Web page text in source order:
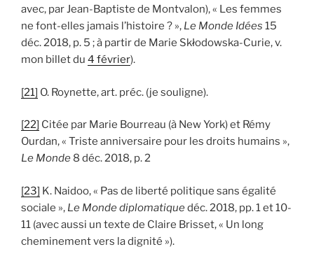
avec, par Jean-Baptiste de Montvalon), « Les femmes
ne font-elles jamais l’histoire ? », Le Monde Idées 15
déc. 2018, p. 5 ; à partir de Marie Skłodowska-Curie, v.
mon billet du 4 février).
[21] O. Roynette, art. préc. (je souligne).
[22] Citée par Marie Bourreau (à New York) et Rémy
Ourdan, « Triste anniversaire pour les droits humains »,
Le Monde 8 déc. 2018, p. 2
[23] K. Naidoo, « Pas de liberté politique sans égalité
sociale », Le Monde diplomatiquedéc. 2018, pp. 1 et 10-
11 (avec aussi un texte de Claire Brisset, « Un long
cheminement vers la dignité »).